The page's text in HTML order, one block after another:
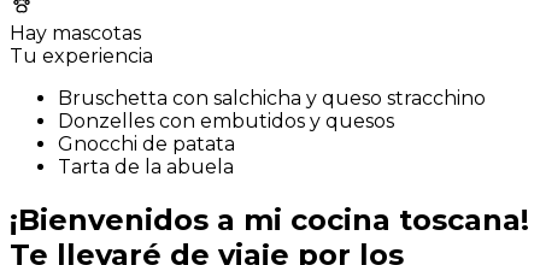
Hay mascotas
Tu experiencia
Bruschetta con salchicha y queso stracchino
Donzelles con embutidos y quesos
Gnocchi de patata
Tarta de la abuela
¡Bienvenidos a mi cocina toscana!
Te llevaré de viaje por los